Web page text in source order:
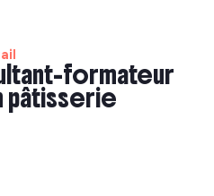
formateur
pâtisserie